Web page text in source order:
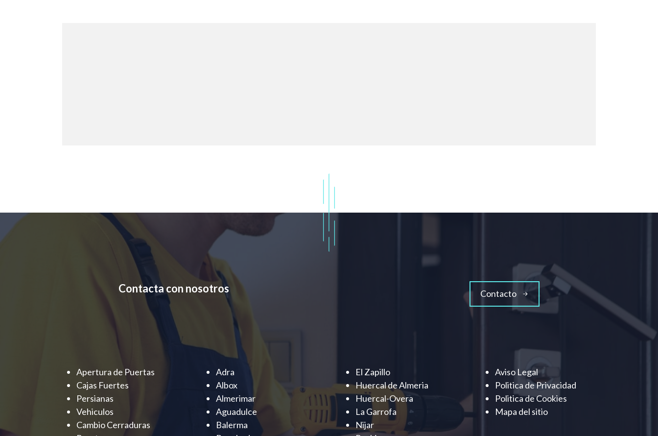
Contacta con nosotros Contacto
Apertura de Puertas
Cajas Fuertes
Persianas
Vehiculos
Cambio Cerraduras
Adra
Albox
Almerimar
Aguadulce
Balerma
El Zapillo
Huercal de Almeria
Huercal-Overa
La Garrofa
Nijar
Aviso Legal
Politica de Privacidad
Politica de Cookies
Mapa del sitio